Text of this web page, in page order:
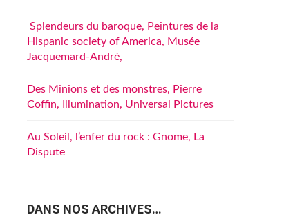
Splendeurs du baroque, Peintures de la
Hispanic society of America, Musée
Jacquemard-André,
Des Minions et des monstres, Pierre
Coffin, Illumination, Universal Pictures
Au Soleil, l’enfer du rock : Gnome, La
Dispute
DANS NOS ARCHIVES…